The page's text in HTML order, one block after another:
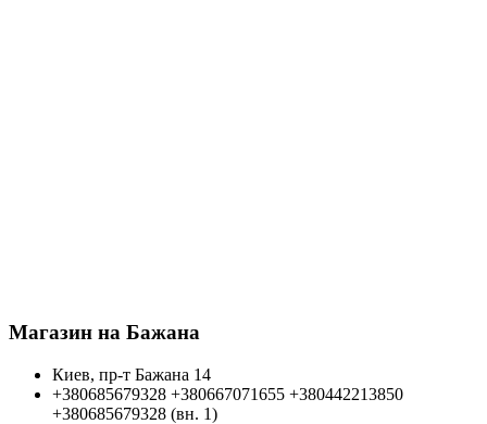
Магазин на Бажана
Киев, пр-т Бажана 14
+380685679328 +380667071655 +380442213850
+380685679328 (вн. 1)